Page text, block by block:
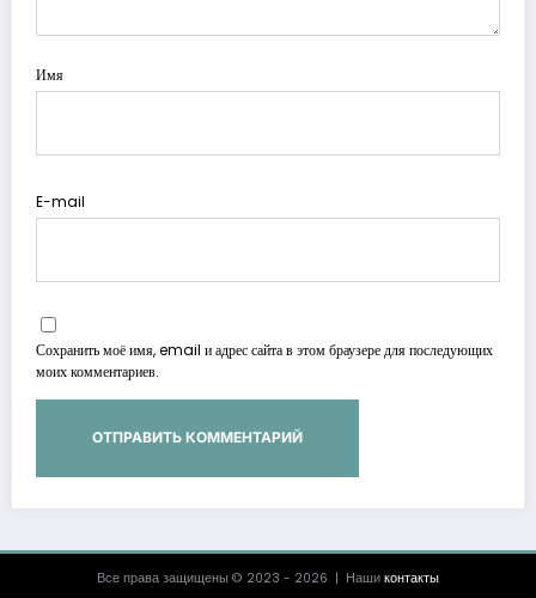
Имя
E-mail
Сохранить моё имя, email и адрес сайта в этом браузере для последующих
моих комментариев.
Все права защищены © 2023 - 2026 | Наши контакты